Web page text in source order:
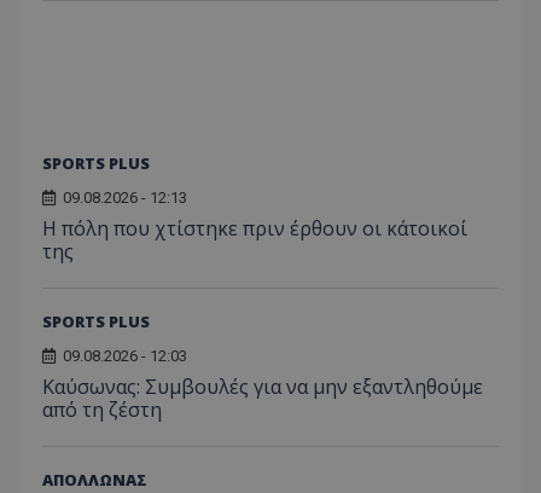
SPORTS PLUS
09.08.2026 - 12:13
Η πόλη που χτίστηκε πριν έρθουν οι κάτοικοί
της
SPORTS PLUS
09.08.2026 - 12:03
Kαύσωνας: Συμβουλές για να μην εξαντληθούμε
από τη ζέστη
ΑΠΟΛΛΩΝΑΣ